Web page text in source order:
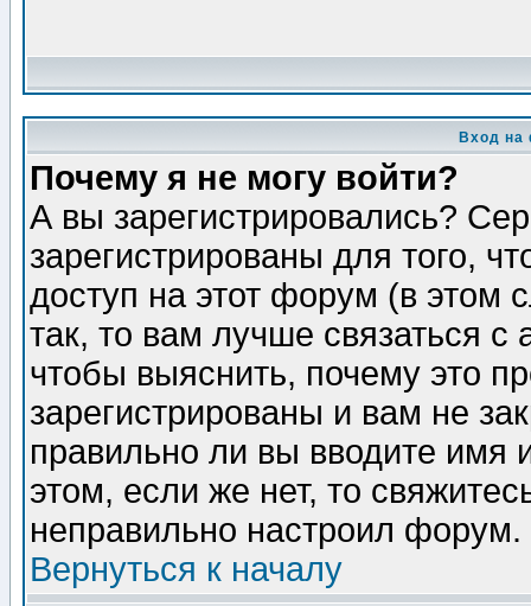
Вход на
Почему я не могу войти?
А вы зарегистрировались?
зарегистрированы для того,
доступ на этот форум (в этом
так, то вам лучше связаться
чтобы выяснить, почему это
зарегистрированы и вам не
правильно ли вы вводите
этом, если же нет, то
неправильно настроил форум.
Вернуться к началу